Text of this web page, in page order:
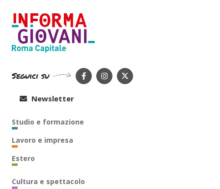
Seguici su
Newsletter
Studio e formazione
Lavoro e impresa
Estero
Cultura e spettacolo